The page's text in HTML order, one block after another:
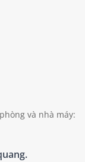
và nhà máy: